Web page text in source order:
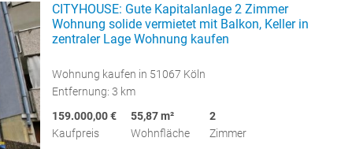
CITYHOUSE: Gute Kapitalanlage 2 Zimmer
Wohnung solide vermietet mit Balkon, Keller in
zentraler Lage Wohnung kaufen
Wohnung kaufen in 51067 Köln
Entfernung: 3 km
159.000,00 €
Kaufpreis
55,87 m²
Wohnfläche
2
Zimmer